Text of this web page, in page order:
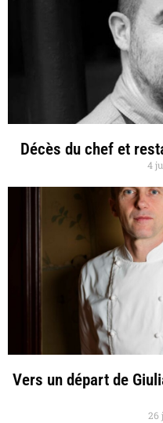
Décès du chef et
4
Vers un départ de
26